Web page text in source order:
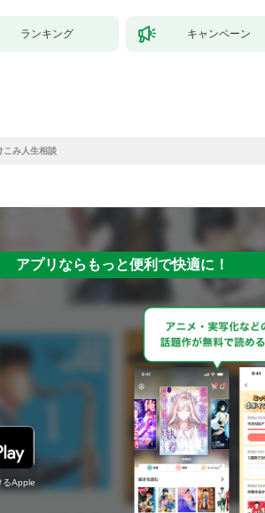
ランキング キャンペーン
こみ人生相談
アプリならもっと便利で快適に！
るApple